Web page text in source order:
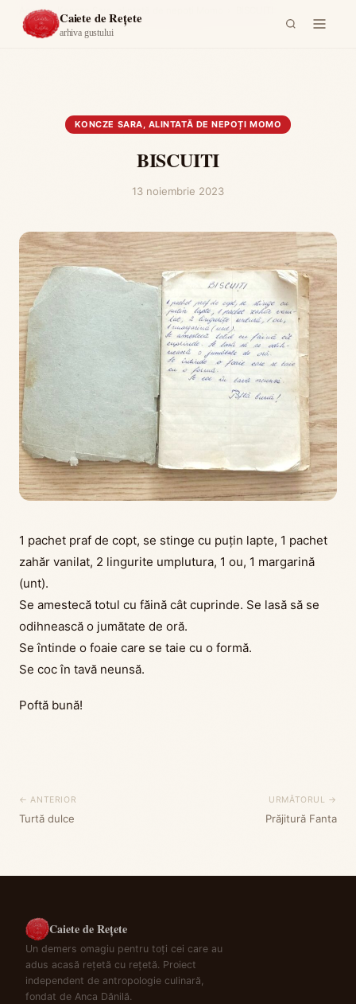
Caiete de Rețete
arhiva gustului
Acasă ›
KONCZE SARA, ALINTATĂ DE NEPOȚI MOMO
BISCUITI
13 noiembrie 2023
1 pachet praf de copt, se stinge cu puțin lapte, 1 pachet
zahăr vanilat, 2 lingurite umplutura, 1 ou, 1 margarină
(unt).
Se amestecă totul cu făină cât cuprinde. Se lasă să se
odihnească o jumătate de oră.
Se întinde o foaie care se taie cu o formă.
Se coc în tavă neunsă.
Poftă bună!
← ANTERIOR
Turtă dulce
URMĂTORUL →
Prăjitură Fanta
Caiete de Rețete
Un demers omagiu pentru toți cei care au
adus acasă rețetă cu rețetă. Proiect
independent de antropologie culinară,
fondat de Anca Dănilă.